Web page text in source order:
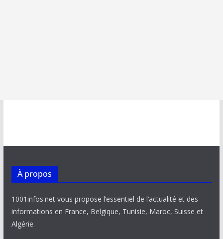
À propos
1001infos.net vous propose l’essentiel de l’actualité et des
informations en France, Belgique, Tunisie, Maroc, Suisse et
Algérie.